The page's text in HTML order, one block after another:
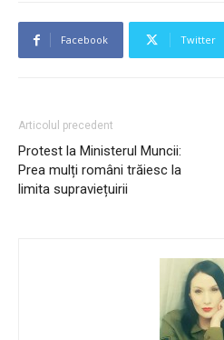
Facebook Twitter
Articolul precedent
Protest la Ministerul Muncii:
Prea mulți români trăiesc la
limita supraviețuirii